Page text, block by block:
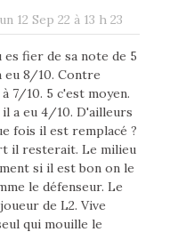
12 Sep 22 à 13 h 23
fier de sa note de 5
eu 8/10. Contre
7/10. 5 c'est moyen.
a eu 4/10. D'ailleurs
fois il est remplacé ?
il resterait. Le milieu
si il est bon on le
le défenseur. Le
de L2. Vive
qui mouille le